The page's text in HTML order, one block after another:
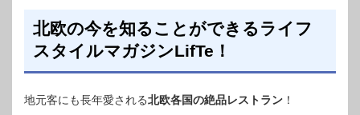
北欧の今を知ることができるライフ
スタイルマガジンLifTe！
地元客にも長年愛される北欧各国の絶品レストラン ！